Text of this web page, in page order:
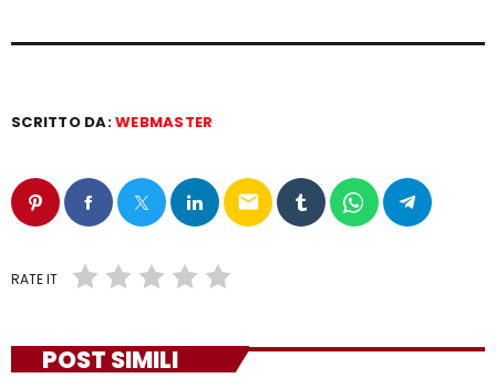
SCRITTO DA:WEBMASTER
email
RATE IT
POST SIMILI